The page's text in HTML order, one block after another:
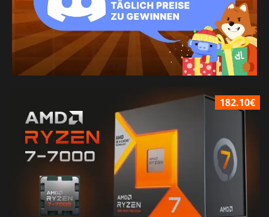
182.10€